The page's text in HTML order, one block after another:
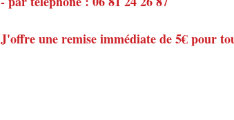
J'offre une remise immédiate de 5€ pour